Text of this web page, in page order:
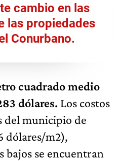
cambio en las
las propiedades
Conurbano.
cuadrado medio
dólares. Los costos
del municipio de
dólares/m2),
bajos se encuentran